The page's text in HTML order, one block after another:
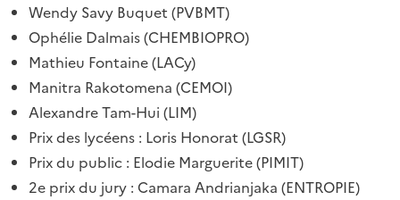
Wendy Savy Buquet (PVBMT)
Ophélie Dalmais (CHEMBIOPRO)
Mathieu Fontaine (LACy)
Manitra Rakotomena (CEMOI)
Alexandre Tam-Hui (LIM)
Prix des lycéens : Loris Honorat (LGSR)
Prix du public : Elodie Marguerite (PIMIT)
2e prix du jury : Camara Andrianjaka (ENTROPIE)